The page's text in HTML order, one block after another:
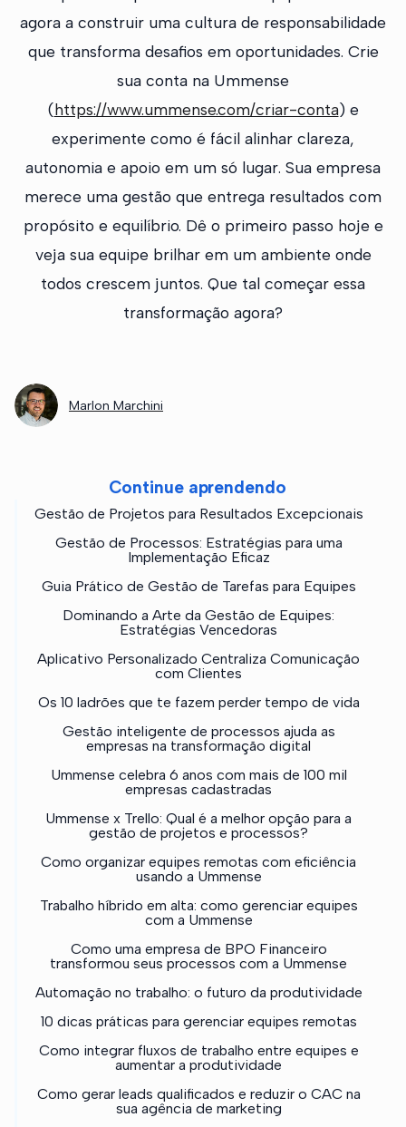
Continue aprendendo
Gestão de Projetos para Resultados Excepcionais
Gestão de Processos: Estratégias para uma
Implementação Eficaz
Guia Prático de Gestão de Tarefas para Equipes
Dominando a Arte da Gestão de Equipes:
Estratégias Vencedoras
Aplicativo Personalizado Centraliza Comunicação
com Clientes
Os 10 ladrões que te fazem perder tempo de vida
Gestão inteligente de processos ajuda as
empresas na transformação digital
Ummense celebra 6 anos com mais de 100 mil
empresas cadastradas
Ummense x Trello: Qual é a melhor opção para a
gestão de projetos e processos?
Como organizar equipes remotas com eficiência
usando a Ummense
Trabalho híbrido em alta: como gerenciar equipes
com a Ummense
Como uma empresa de BPO Financeiro
transformou seus processos com a Ummense
Automação no trabalho: o futuro da produtividade
10 dicas práticas para gerenciar equipes remotas
Como integrar fluxos de trabalho entre equipes e
aumentar a produtividade
Como gerar leads qualificados e reduzir o CAC na
sua agência de marketing
agora a construir uma cultura de responsabilidade
que transforma desafios em oportunidades. Crie
sua conta na Ummense
(https://www.ummense.com/criar-conta) e
experimente como é fácil alinhar clareza,
autonomia e apoio em um só lugar. Sua empresa
merece uma gestão que entrega resultados com
propósito e equilíbrio. Dê o primeiro passo hoje e
veja sua equipe brilhar em um ambiente onde
todos crescem juntos. Que tal começar essa
transformação agora?
Marlon Marchini